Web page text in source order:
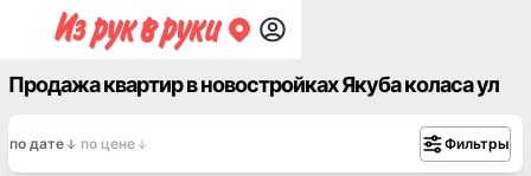
Продажа квартир в новостройках Якуба коласа ул
по дате по цене Фильтры